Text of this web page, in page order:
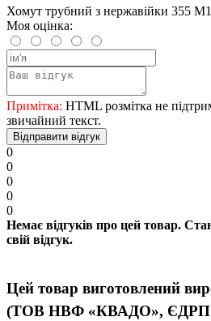
Хомут трубний з нержавійки 355
Моя оцінка:
Примітка: HTML розмітка не
звичайний текст.
Відправити відгук
0
0
0
0
0
Немає відгуків про цей товар.
свій відгук.
Цей товар виготовлений
(ТОВ НВФ «КВАДО»,